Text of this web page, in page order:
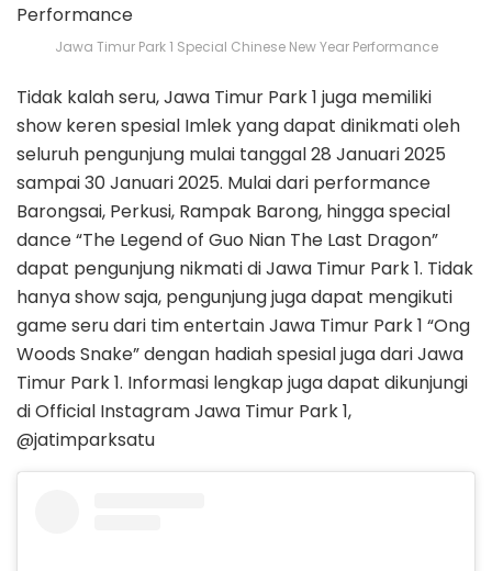
Jawa Timur Park 1 Special Chinese New Year Performance
Tidak kalah seru, Jawa Timur Park 1 juga memiliki
show keren spesial Imlek yang dapat dinikmati oleh
seluruh pengunjung mulai tanggal 28 Januari 2025
sampai 30 Januari 2025. Mulai dari performance
Barongsai, Perkusi, Rampak Barong, hingga special
dance “The Legend of Guo Nian The Last Dragon”
dapat pengunjung nikmati di Jawa Timur Park 1. Tidak
hanya show saja, pengunjung juga dapat mengikuti
game seru dari tim entertain Jawa Timur Park 1 “Ong
Woods Snake” dengan hadiah spesial juga dari Jawa
Timur Park 1. Informasi lengkap juga dapat dikunjungi
di Official Instagram Jawa Timur Park 1,
@jatimparksatu